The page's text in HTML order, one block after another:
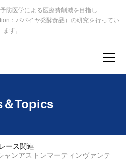
防医学による医療費削減を目指し
：パパイヤ発酵食品）の研究を行ってい
ます。
＆Topics
レース関連
ャンアストンマーティンヴァンテ